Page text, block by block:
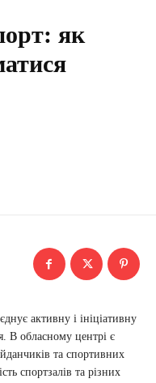
як
активну і ініціативну
В обласному центрі є
та спортивних
спортзалів та різних